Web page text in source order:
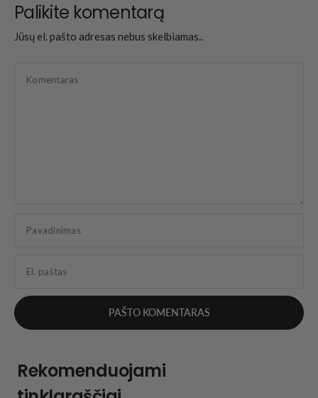
Palikite komentarą
Jūsų el. pašto adresas nebus skelbiamas..
Komentaras
Pavadinimas
El. paštas
Rekomenduojami